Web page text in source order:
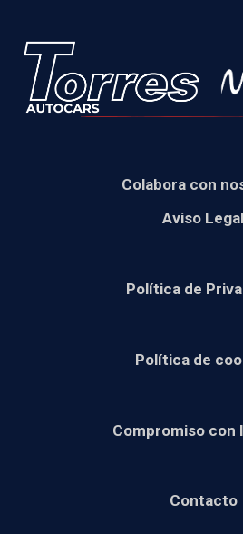
Colabora con
Aviso Legal
Política de
Política de
Compromiso con
Contacto